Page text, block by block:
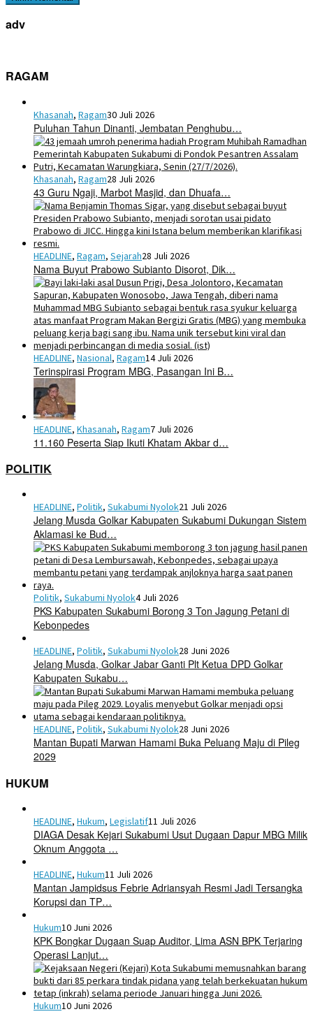
adv
RAGAM
Khasanah, Ragam30 Juli 2026
Puluhan Tahun Dinanti, Jembatan Penghubu…
Khasanah, Ragam28 Juli 2026
43 Guru Ngaji, Marbot Masjid, dan Dhuafa…
HEADLINE, Ragam, Sejarah28 Juli 2026
Nama Buyut Prabowo Subianto Disorot, Dik…
HEADLINE, Nasional, Ragam14 Juli 2026
Terinspirasi Program MBG, Pasangan Ini B…
HEADLINE, Khasanah, Ragam7 Juli 2026
11.160 Peserta Siap Ikuti Khatam Akbar d…
POLITIK
HEADLINE, Politik, Sukabumi Nyolok21 Juli 2026
Jelang Musda Golkar Kabupaten Sukabumi Dukungan Sistem
Aklamasi ke Bud…
Politik, Sukabumi Nyolok4 Juli 2026
PKS Kabupaten Sukabumi Borong 3 Ton Jagung Petani di
Kebonpedes
HEADLINE, Politik, Sukabumi Nyolok28 Juni 2026
Jelang Musda, Golkar Jabar Ganti Plt Ketua DPD Golkar
Kabupaten Sukabu…
HEADLINE, Politik, Sukabumi Nyolok28 Juni 2026
Mantan Bupati Marwan Hamami Buka Peluang Maju di Pileg
2029
HUKUM
HEADLINE, Hukum, Legislatif11 Juli 2026
DIAGA Desak Kejari Sukabumi Usut Dugaan Dapur MBG Milik
Oknum Anggota …
HEADLINE, Hukum11 Juli 2026
Mantan Jampidsus Febrie Adriansyah Resmi Jadi Tersangka
Korupsi dan TP…
Hukum10 Juni 2026
KPK Bongkar Dugaan Suap Auditor, Lima ASN BPK Terjaring
Operasi Lanjut…
Hukum10 Juni 2026